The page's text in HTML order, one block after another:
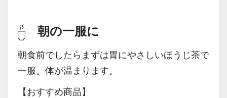
朝の一服に
朝食前でしたらまずは胃にやさしいほうじ茶で
一服。体が温まります。
【おすすめ商品】